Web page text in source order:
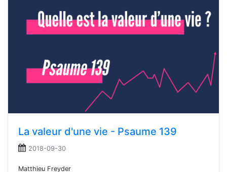
La valeur d'une vie - Psaume 139
2018-09-30
Matthieu Freyder